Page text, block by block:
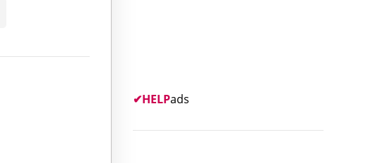
✔HELPads